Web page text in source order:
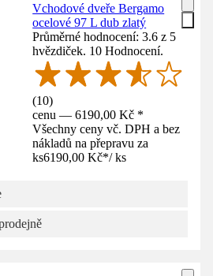
Vchodové dveře Bergamo
ocelové 97 L dub zlatý
Průměrné hodnocení: 3.6 z 5
hvězdiček. 10 Hodnocení.
(10)
cenu — 6190,00 Kč *
Všechny ceny vč. DPH a bez
nákladů na přepravu za
ks6190,00 Kč*/ ks